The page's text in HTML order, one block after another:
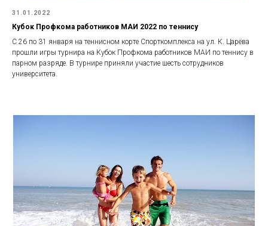
31.01.2022
Кубок Профкома работников МАИ 2022 по теннису
С 26 по 31 января на теннисном корте Спорткомплекса на ул. К. Царёва
прошли игры турнира на Кубок Профкома работников МАИ по теннису в
парном разряде. В турнире приняли участие шесть сотрудников
университета.